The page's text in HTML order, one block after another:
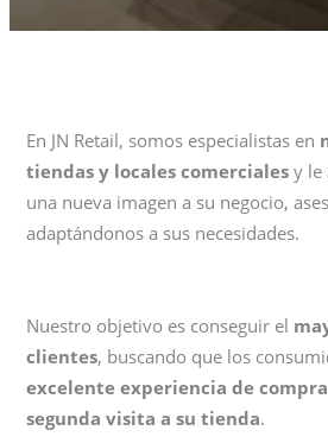
En JN Retail, somos especialistas en
tiendas y locales comerciales y le
una nueva imagen a su negocio,
adaptándonos a sus necesidades.
Nuestro objetivo es conseguir el
clientes, buscando que los
excelente experiencia de compra
segunda visita a su tienda.